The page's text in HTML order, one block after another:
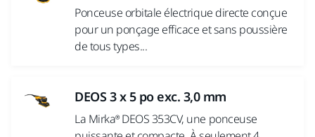
Ponceuse orbitale électrique directe conçue
pour un ponçage efficace et sans poussière
de tous types...
DEOS 3 x 5 po exc. 3,0 mm
La Mirka® DEOS 353CV, une ponceuse